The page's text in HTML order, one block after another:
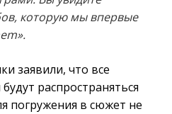
которую мы впервые
заявили, что все
распространяться
погружения в сюжет не